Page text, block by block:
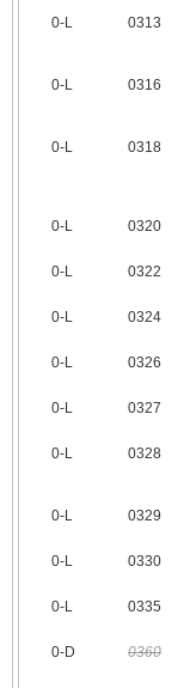
0‑L 0313
0‑L 0316
0‑L 0318
0‑L 0320
0‑L 0322
0‑L 0324
0‑L 0326
0‑L 0327
0‑L 0328
0‑L 0329
0‑L 0330
0‑L 0335
0‑D 0360